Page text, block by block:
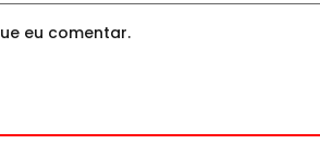
eu comentar.